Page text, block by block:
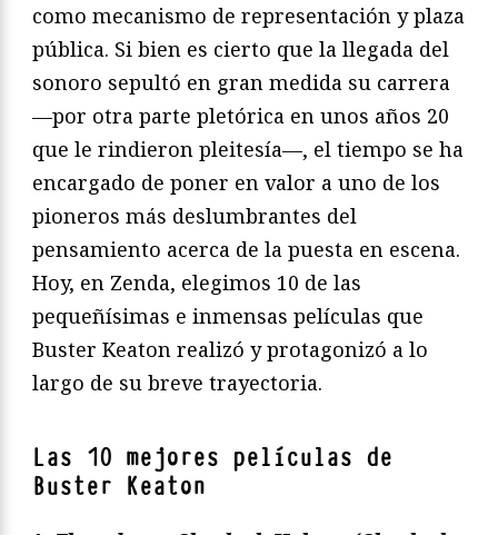
como mecanismo de representación y plaza
pública. Si bien es cierto que la llegada del
sonoro sepultó en gran medida su carrera
—por otra parte pletórica en unos años 20
que le rindieron pleitesía—, el tiempo se ha
encargado de poner en valor a uno de los
pioneros más deslumbrantes del
pensamiento acerca de la puesta en escena.
Hoy, en Zenda, elegimos 10 de las
pequeñísimas e inmensas películas que
Buster Keaton realizó y protagonizó a lo
largo de su breve trayectoria.
Las 10 mejores películas de
Buster Keaton